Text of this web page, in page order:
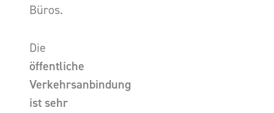
Büros.
Die
öffentliche
Verkehrsanbindung
ist sehr